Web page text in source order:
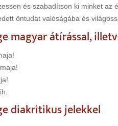
és szabadítson ki minket
öntudat valóságába és
magyar átírással,
diakritikus jelekkel